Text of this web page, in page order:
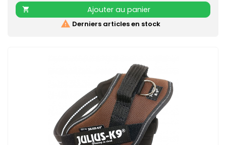

Ajouter au panier
 Derniers articles en stock